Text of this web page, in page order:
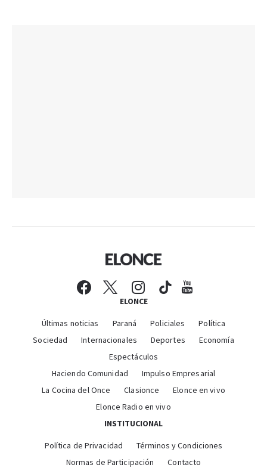
ELONCE
Últimas noticias Paraná Policiales
Política
Sociedad
Internacionales Deportes
Economía
Espectáculos
Haciendo Comunidad
Impulso Empresarial
La Cocina del Once
Clasionce
Elonce en vivo
Elonce Radio en vivo
INSTITUCIONAL
Política de Privacidad
Términos y Condiciones
Normas de Participación
Contacto